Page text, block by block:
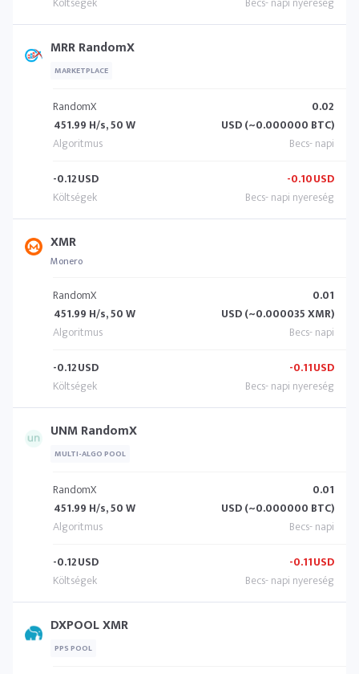
MRR RandomX
MARKETPLACE
RandomX
451.99 H/s, 50 W
0.02
USD (~0.000000 BTC)
-0.12USD -0.10USD
XMR
Monero
RandomX
451.99 H/s, 50 W
0.01
USD (~0.000035 XMR)
-0.12USD -0.11USD
UNM RandomX
MULTI-ALGO POOL
RandomX
451.99 H/s, 50 W
0.01
USD (~0.000000 BTC)
-0.12USD -0.11USD
DXPOOL XMR
PPS POOL